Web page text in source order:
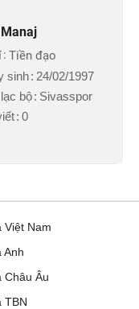
Tiền đạo
sinh 24/02/1997
bộ Sivasspor
0
Việt Nam
Anh
Châu Âu
TBN